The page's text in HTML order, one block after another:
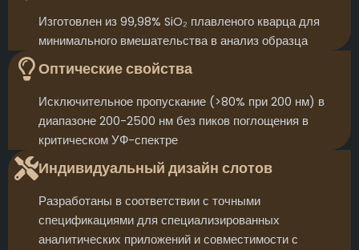
Изготовлен из 99,98% SiO₂ плавленого кварца для
минимального вмешательства в анализ образца
Оптические свойства
Исключительное пропускание (>80% при 200 нм) в
диапазоне 200-2500 нм без пиков поглощения в
критическом УФ-спектре
Индивидуальный дизайн слотов
Разработаны в соответствии с точными
спецификациями для специализированных
аналитических приложений и совместимости с